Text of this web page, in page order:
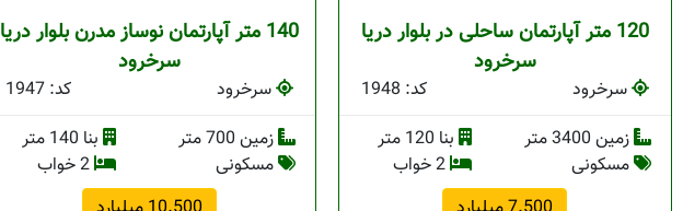
120 متر آپارتمان ساحلی در بلوار دریا
سرخرود
سرخرود
کد: 1948
زمین 3400 متر
بنا 120 متر
مسکونی
2 خواب
140 متر آپارتمان نوساز مدرن بلوار دریا
سرخرود
سرخرود
کد: 1947
زمین 700 متر
بنا 140 متر
مسکونی
2 خواب